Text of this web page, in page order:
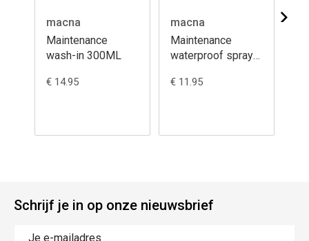
macna
Maintenance
wash-in 300ML
€ 14.95
macna
Maintenance
waterproof spray
€ 11.95
Schrijf je in op onze nieuwsbrief